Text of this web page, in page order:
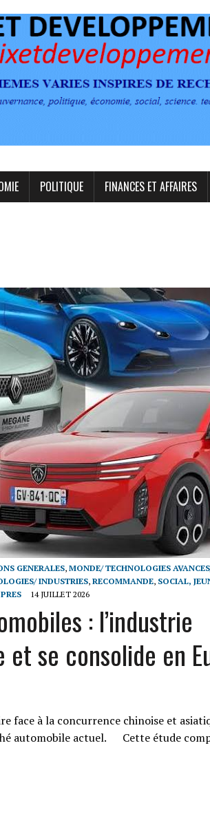
POLITIQUE FINANCES ET AFFAIRES
GENERALES, MONDE/ TECHNOLOGIES
INDUSTRIES, RECOMMANDE, SOCIAL,
14 JUILLET 2026
: l’industrie
se consolide en
face à la concurrence chinoise et
automobile actuel. Cette étude